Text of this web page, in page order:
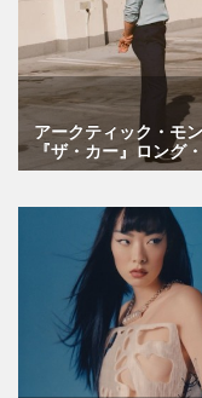
アークティック・モ
『ザ・カー』ロング